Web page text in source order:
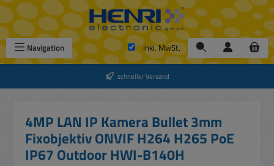
Zum Hauptinhalt springen
Navigation inkl. MwSt.
schneller Versand
4MP LAN IP Kamera Bullet 3mm
Fixobjektiv ONVIF H264 H265 PoE
IP67 Outdoor HWI-B140H